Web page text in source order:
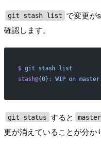
git stash list
で変更が
確認します。
$ git stash list
stash@{0} : WIP on
git status すると master
更が消えていることが分か